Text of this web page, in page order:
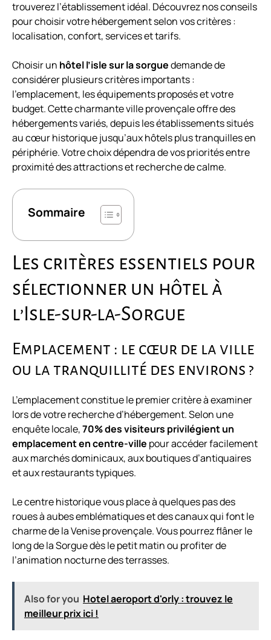
trouverez l’établissement idéal. Découvrez nos conseils
pour choisir votre hébergement selon vos critères :
localisation, confort, services et tarifs.
Choisir un hôtel l’isle sur la sorguedemande de
considérer plusieurs critères importants :
l’emplacement, les équipements proposés et votre
budget. Cette charmante ville provençale offre des
hébergements variés, depuis les établissements situés
au cœur historique jusqu’aux hôtels plus tranquilles en
périphérie. Votre choix dépendra de vos priorités entre
proximité des attractions et recherche de calme.
Sommaire
Les critères essentiels pour
sélectionner un hôtel à
l’Isle-sur-la-Sorgue
Emplacement : le cœur de la ville
ou la tranquillité des environs ?
L’emplacement constitue le premier critère à examiner
lors de votre recherche d’hébergement. Selon une
enquête locale,70% des visiteurs privilégient un
emplacement en centre-ville pour accéder facilement
aux marchés dominicaux, aux boutiques d’antiquaires
et aux restaurants typiques.
Le centre historique vous place à quelques pas des
roues à aubes emblématiques et des canaux qui font le
charme de la Venise provençale. Vous pourrez flâner le
long de la Sorgue dès le petit matin ou profiter de
l’animation nocturne des terrasses.
Also for you Hotel aeroport d'orly : trouvez le
meilleur prix ici !